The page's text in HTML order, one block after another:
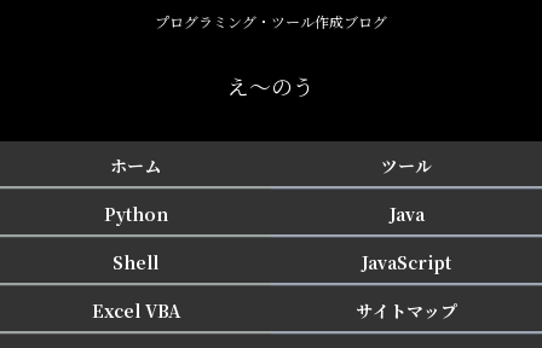
プログラミング・ツール作成ブログ
え〜のう
ホーム
ツール
Python
Java
Shell
JavaScript
Excel VBA
サイトマップ